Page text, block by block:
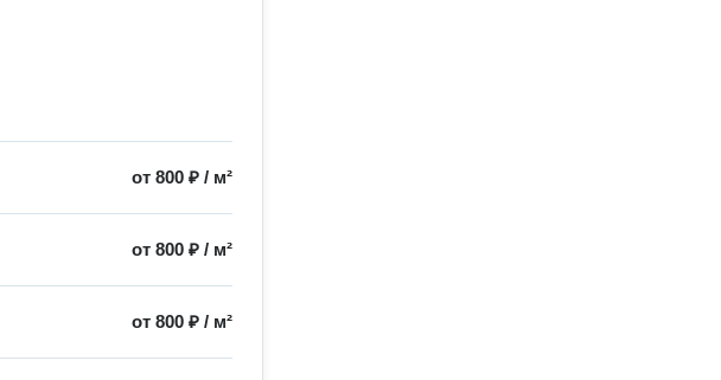
от800 ₽ / м²
от800 ₽ / м²
от800 ₽ / м²